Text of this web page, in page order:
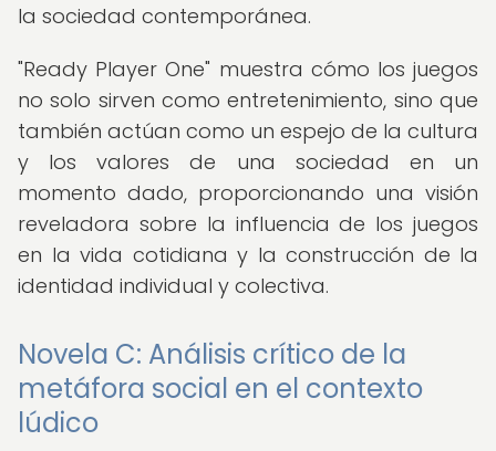
la sociedad contemporánea.
"Ready Player One" muestra cómo los juegos
no solo sirven como entretenimiento, sino que
también actúan como un espejo de la cultura
y los valores de una sociedad en un
momento dado, proporcionando una visión
reveladora sobre la influencia de los juegos
en la vida cotidiana y la construcción de la
identidad individual y colectiva.
Novela C: Análisis crítico de la
metáfora social en el contexto
lúdico